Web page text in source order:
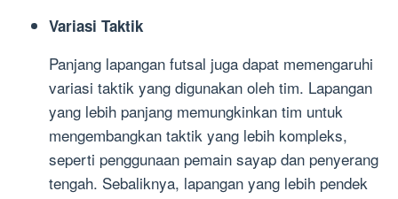
Variasi Taktik
Panjang lapangan futsal juga dapat memengaruhi
variasi taktik yang digunakan oleh tim. Lapangan
yang lebih panjang memungkinkan tim untuk
mengembangkan taktik yang lebih kompleks,
seperti penggunaan pemain sayap dan penyerang
tengah. Sebaliknya, lapangan yang lebih pendek